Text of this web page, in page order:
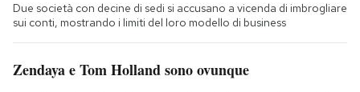
Due società con decine di sedi si accusano a vicenda di imbrogliare
sui conti, mostrando i limiti del loro modello di business
Zendaya e Tom Holland sono ovunque